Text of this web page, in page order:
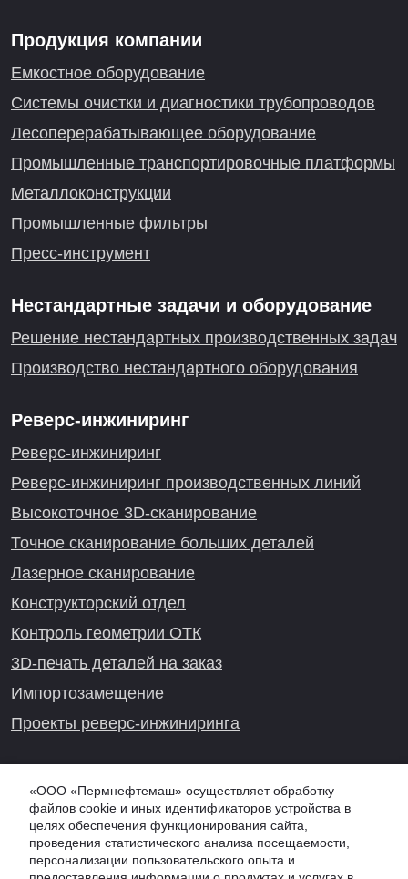
Продукция компании
Емкостное оборудование
Системы очистки и диагностики трубопроводов
Лесоперерабатывающее оборудование
Промышленные транспортировочные платформы
Металлоконструкции
Промышленные фильтры
Пресс-инструмент
Нестандартные задачи и оборудование
Решение нестандартных производственных задач
Производство нестандартного оборудования
Реверс-инжиниринг
Реверс-инжиниринг
Реверс-инжиниринг производственных линий
Высокоточное 3D-сканирование
Точное сканирование больших деталей
Лазерное сканирование
Конструкторский отдел
Контроль геометрии ОТК
3D-печать деталей на заказ
Импортозамещение
Проекты реверс-инжиниринга
Онлайн-консультация
«ООО «Пермнефтемаш» осуществляет обработку
файлов cookie и иных идентификаторов устройства в
целях обеспечения функционирования сайта,
проведения статистического анализа посещаемости,
персонализации пользовательского опыта и